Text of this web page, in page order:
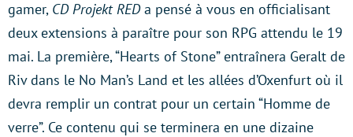
gamer, CD Projekt REDa pensé à vous en officialisant
deux extensions à paraître pour son RPG attendu le 19
mai. La première, “Hearts of Stone” entraînera Geralt de
Riv dans le No Man’s Land et les allées d’Oxenfurt où il
devra remplir un contrat pour un certain “Homme de
verre”. Ce contenu qui se terminera en une dizaine